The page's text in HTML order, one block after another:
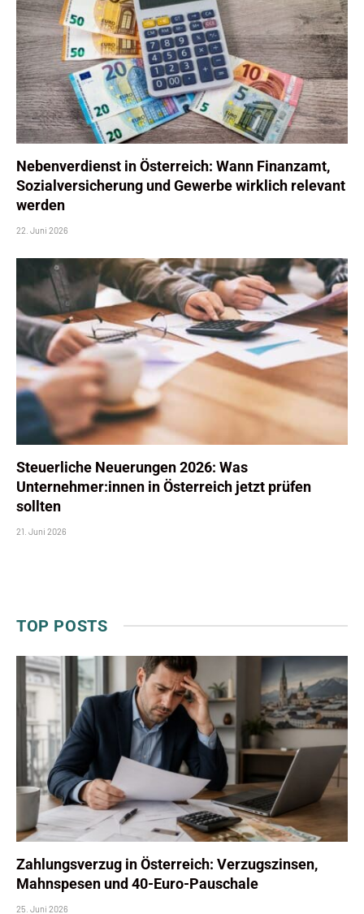
Nebenverdienst in Österreich: Wann Finanzamt,
Sozialversicherung und Gewerbe wirklich relevant
werden
22. Juni 2026
Steuerliche Neuerungen 2026: Was
Unternehmer:innen in Österreich jetzt prüfen
sollten
21. Juni 2026
TOP POSTS
Zahlungsverzug in Österreich: Verzugszinsen,
Mahnspesen und 40-Euro-Pauschale
25. Juni 2026